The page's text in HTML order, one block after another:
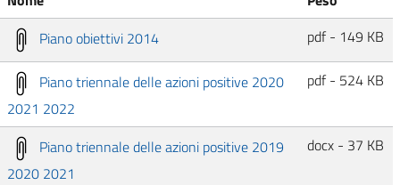
Piano obiettivi 2014
pdf - 149 KB
Piano triennale delle azioni positive 2020
2021 2022
pdf - 524 KB
Piano triennale delle azioni positive 2019
2020 2021
docx - 37 KB